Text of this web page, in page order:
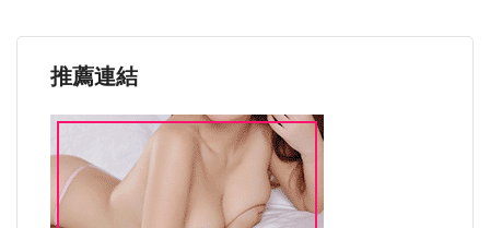
推薦連結